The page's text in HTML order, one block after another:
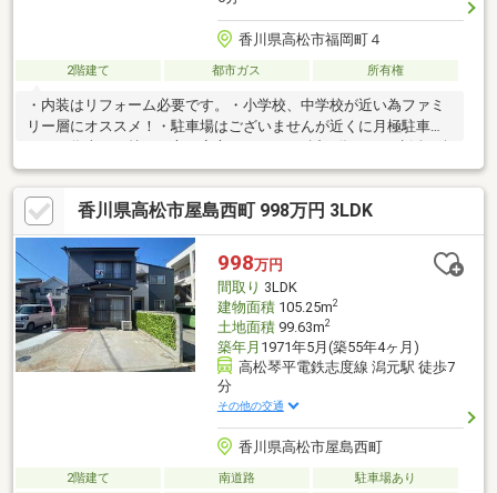
香川県高松市福岡町４
2階建て 都市ガス 所有権
・内装はリフォーム必要です。・小学校、中学校が近い為ファミ
リー層にオススメ！・駐車場はございませんが近くに月極駐車場
に♪・駅も近い為車をお持ちでない方も過ごしやすいです。・南向
きバルコニーの為日当たり良好♪・バリアフリー仕様になっており
ます！・近隣に高松市立福岡保育所のあるので好立地！
香川県高松市屋島西町 998万円 3LDK
998万円
間取り 3LDK
建物面積105.25m2
土地面積99.63m2
築年月 1971年5月(築55年4ヶ月)
高松琴平電鉄志度線 潟元駅 徒歩7
分
その他の交通
香川県高松市屋島西町
2階建て 南道路
駐車場あり